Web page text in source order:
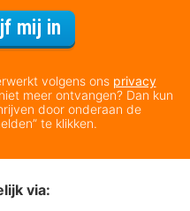
mij in
volgens ons privacy
meer ontvangen? Dan kun
door onderaan de
te klikken.
via: